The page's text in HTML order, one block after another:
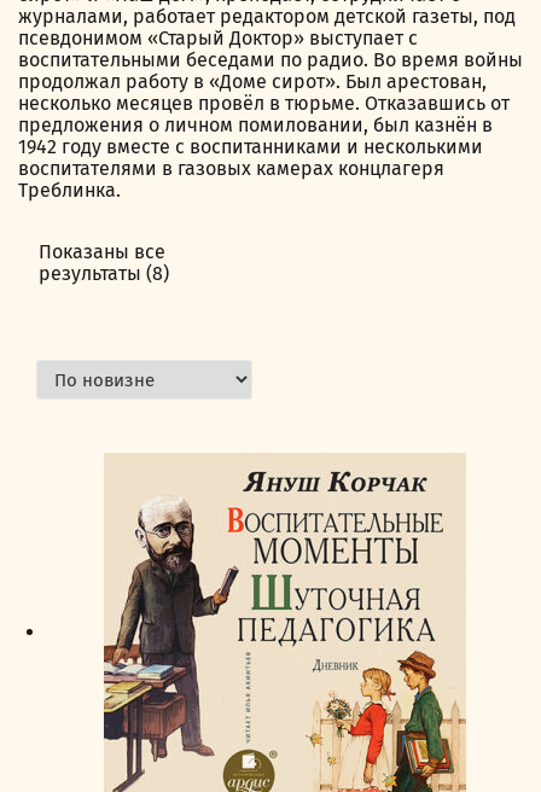
журналами, работает редактором детской газеты, под
псевдонимом «Старый Доктор» выступает с
воспитательными беседами по радио. Во время войны
продолжал работу в «Доме сирот». Был арестован,
несколько месяцев провёл в тюрьме. Отказавшись от
предложения о личном помиловании, был казнён в
1942 году вместе с воспитанниками и несколькими
воспитателями в газовых камерах концлагеря
Треблинка.
Показаны все
результаты (8)